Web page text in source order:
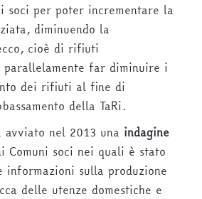
soci per poter incrementare la
diminuendo la
cioè di rifiuti
far diminuire i
dei rifiuti al fine di
della TaRi.
avviato nel 2013 una indagine
Comuni soci nei quali è stato
informazioni sulla produzione
delle utenze domestiche e